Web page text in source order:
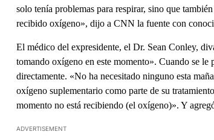
solo tenía problemas para respirar, sino que
recibido oxígeno», dijo a CNN la fuente con
El médico del expresidente, el Dr. Sean Conley,
tomando oxígeno en este momento». Cuando se
directamente. «No ha necesitado ninguno esta
oxígeno suplementario como parte de su
momento no está recibiendo (el oxígeno)». Y
ADVERTISEMENT